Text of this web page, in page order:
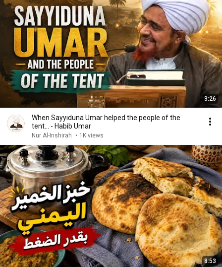
3:26
When Sayyiduna Umar helped the people of the
tent... - Habib Umar
Nur Al-Inshirah • 1K views
8:53